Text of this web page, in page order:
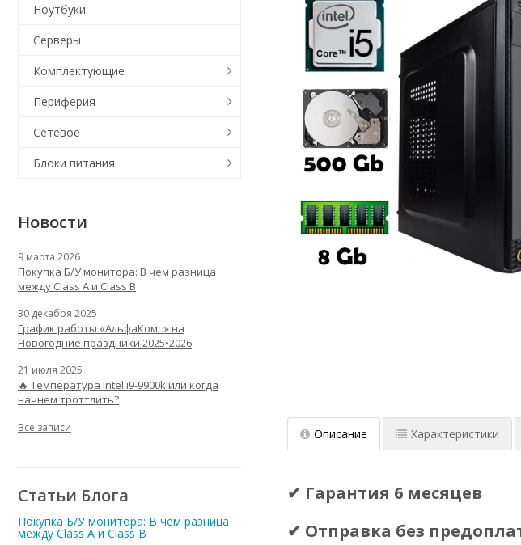
Описание Характеристики
✔ Гарантия 6 месяцев
✔ Отправка без
Ноутбуки
Серверы
Комплектующие
Периферия
Сетевое
Блоки питания
Новости
9 марта 2026
Покупка Б/У монитора: В чем разница
между Class A и Class B
30 декабря 2025
График работы «АльфаКомп» на
Новогодние праздники 2025•2026
21 июля 2025
🔥 Температура Intel i9-9900k или когда
начнем троттлить?
Все записи
Статьи Блога
Покупка Б/У монитора: В чем разница
между Class A и Class B